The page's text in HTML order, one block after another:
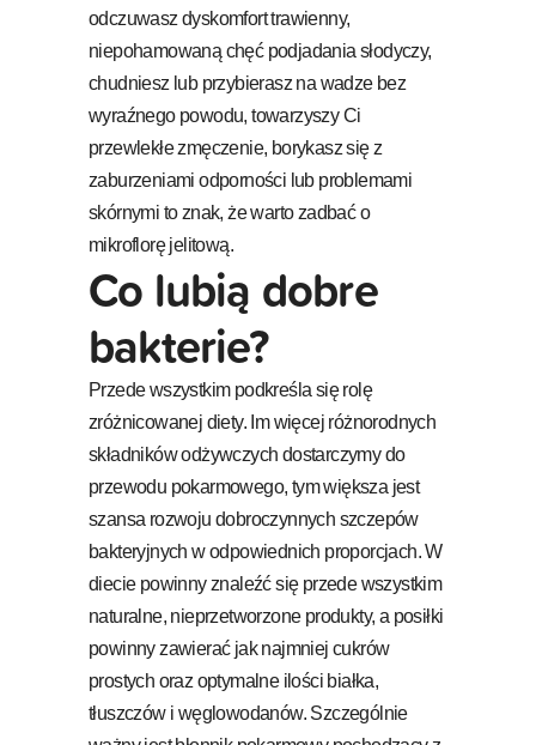
odczuwasz dyskomfort trawienny,
niepohamowaną chęć podjadania słodyczy,
chudniesz lub przybierasz na wadze bez
wyraźnego powodu, towarzyszy Ci
przewlekłe zmęczenie, borykasz się z
zaburzeniami odporności lub problemami
skórnymi to znak, że warto zadbać o
mikroflorę jelitową.
Co lubią dobre
bakterie?
Przede wszystkim podkreśla się rolę
zróżnicowanej diety. Im więcej różnorodnych
składników odżywczych dostarczymy do
przewodu pokarmowego, tym większa jest
szansa rozwoju dobroczynnych szczepów
bakteryjnych w odpowiednich proporcjach. W
diecie powinny znaleźć się przede wszystkim
naturalne, nieprzetworzone produkty, a posiłki
powinny zawierać jak najmniej cukrów
prostych oraz optymalne ilości białka,
tłuszczów i węglowodanów. Szczególnie